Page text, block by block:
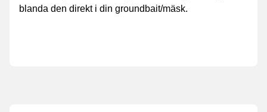
blanda den direkt i din groundbait/mäsk.